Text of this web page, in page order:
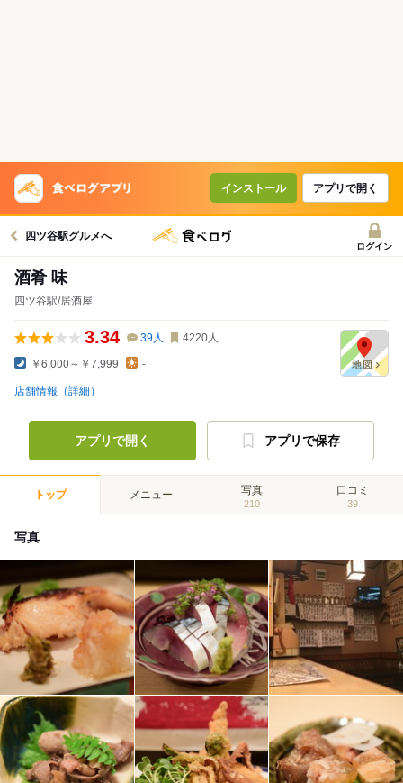
インストール アプリで開く
四ツ谷駅グルメへ
ログイン
酒肴 味
四ツ谷駅/居酒屋
3.34 39人 4220人
￥6,000～￥7,999 -
店舗情報（詳細）
アプリで開く アプリで保存
トップ メニュー 写真
210
口コミ
39
写真